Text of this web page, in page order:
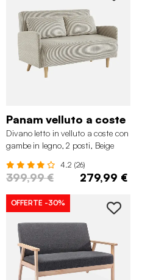
Panam velluto a coste
Divano letto in velluto a coste con
gambe in legno, 2 posti, Beige
4.2 (26)
399,99 € 279,99 €
OFFERTE -30%